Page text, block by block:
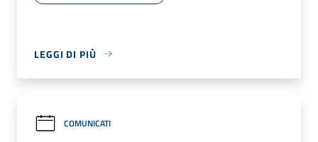
LEGGI DI PIÙ
COMUNICATI